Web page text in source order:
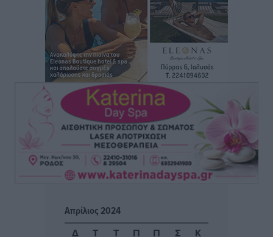
Φοίβος: Η μεγάλη επιστροφή του Μπρένο Σαλβατιέρα
πριν 3 ώρες
Κλεάνθης: Έτοιμες οι κάρτες διαρκείας της νέας
σεζόν
Αθλητικά πριν 3 ώρες
Ατρόμητος Διμυλιάς: Ο Μαργαρίτης και μία
αδιαπραγμάτευτη φιλοσοφία
Αθλητικά• πριν 3 ώρες
Παπαεμμανουήλ
πριν 4 ώρες
Απρίλιος 2024
Δ
Τ Τ Π Π Σ Κ